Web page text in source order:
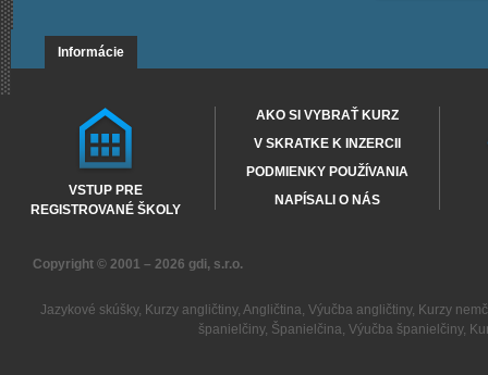
Informácie
VSTUP PRE
REGISTROVANÉ ŠKOLY
AKO SI VYBRAŤ KURZ
V SKRATKE K INZERCII
PODMIENKY POUŽÍVANIA
NAPÍSALI O NÁS
Copyright © 2001 – 2026 gdi, s.r.o.
Jazykové skúšky, Kurzy angličtiny, Angličtina, Výučba angličtiny, Kurzy
španielčiny, Španielčina, Výučba španielčiny,